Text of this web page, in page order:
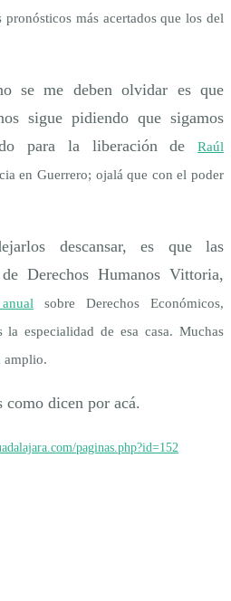
más acertados que los del
se me deben olvidar es que
sigue pidiendo que sigamos
para la liberación de Raúl
en Guerrero; ojalá que con el poder
descansar, es que las
Derechos Humanos Vittoria,
sobre Derechos Económicos,
especialidad de esa casa. Muchas
amplio.
como dicen por acá.
paginas.php?id=152